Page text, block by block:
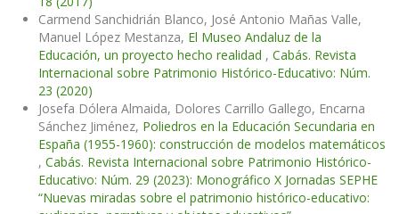
Carmend Sanchidrián Blanco, José Antonio Mañas Valle,
Manuel López Mestanza, El Museo Andaluz de la
Educación, un proyecto hecho realidad , Cabás. Revista
Internacional sobre Patrimonio Histórico-Educativo: Núm.
23 (2020)
Josefa Dólera Almaida, Dolores Carrillo Gallego, Encarna
Sánchez Jiménez, Poliedros en la Educación Secundaria en
España (1955-1960): construcción de modelos matemáticos
, Cabás. Revista Internacional sobre Patrimonio Histórico-
Educativo: Núm. 29 (2023): Monográfico X Jornadas SEPHE
“Nuevas miradas sobre el patrimonio histórico-educativo: